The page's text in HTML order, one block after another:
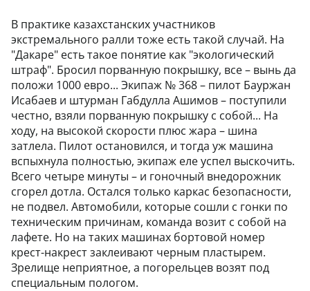
В практике казахстанских участников
экстремального ралли тоже есть такой случай. На
"Дакаре" есть такое понятие как "экологический
штраф". Бросил порванную покрышку, все – вынь да
положи 1000 евро... Экипаж № 368 – пилот Бауржан
Исабаев и штурман Габдулла Ашимов – поступили
честно, взяли порванную покрышку с собой... На
ходу, на высокой скорости плюс жара – шина
затлела. Пилот остановился, и тогда уж машина
вспыхнула полностью, экипаж еле успел выскочить.
Всего четыре минуты – и гоночный внедорожник
сгорел дотла. Остался только каркас безопасности,
не подвел. Автомобили, которые сошли с гонки по
техническим причинам, команда возит с собой на
лафете. Но на таких машинах бортовой номер
крест-накрест заклеивают черным пластырем.
Зрелище неприятное, а погорельцев возят под
специальным пологом.